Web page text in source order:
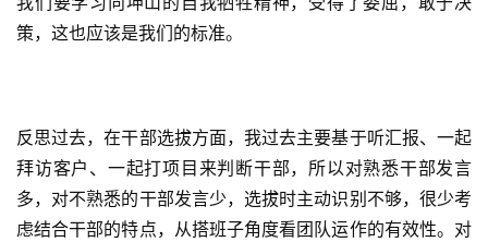
策，这也应该是我们的标准。
反思过去，在干部选拔方面，我过去主要基于听汇报、一起
拜访客户、一起打项目来判断干部，所以对熟悉干部发言
多，对不熟悉的干部发言少，选拔时主动识别不够，很少考
虑结合干部的特点，从搭班子角度看团队运作的有效性。对